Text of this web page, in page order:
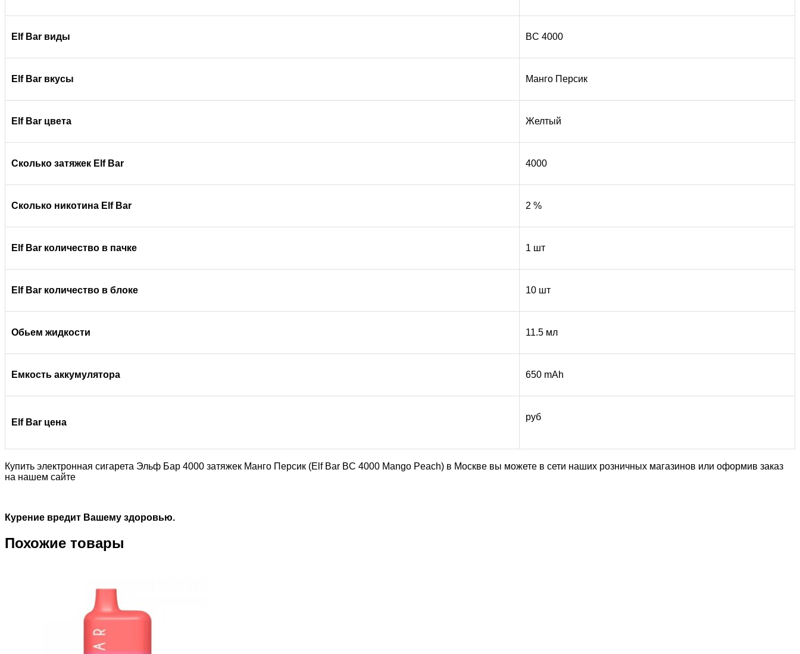
Elf Bar виды BC 4000
Elf Bar вкусы Манго Персик
Elf Bar цвета Желтый
Сколько затяжек Elf Bar 4000
Сколько никотина Elf Bar 2 %
Elf Bar количество в пачке 1 шт
Elf Bar количество в блоке 10 шт
Обьем жидкости 11.5 мл
Емкость аккумулятора 650 mAh
Elf Bar цена
руб
Купить электронная сигарета Эльф Бар 4000 затяжек Манго Персик (Elf Bar BC 4000 Mango Peach) в Москве вы можете в сети наших розничных магазинов или оформив заказ
на нашем сайте
Курение вредит Вашему здоровью.
Похожие товары